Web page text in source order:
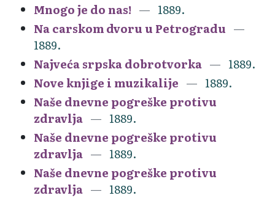
Mnogo je do nas!
1889.
Na carskom dvoru u Petrogradu
1889.
Najveća srpska dobrotvorka
1889.
Nove knjige i muzikalije
1889.
Naše dnevne pogreške protivu
zdravlja
1889.
Naše dnevne pogreške protivu
zdravlja
1889.
Naše dnevne pogreške protivu
zdravlja
1889.